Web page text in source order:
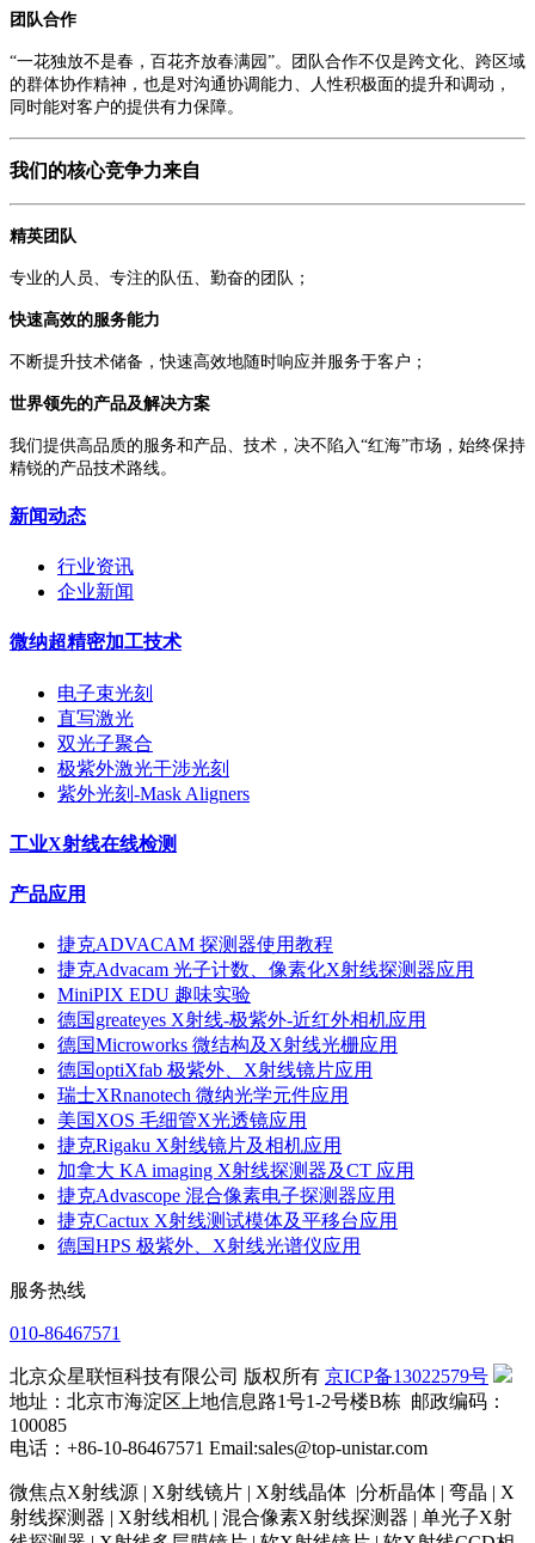
团队合作
“一花独放不是春，百花齐放春满园”。团队合作不仅是跨文化、跨区域
的群体协作精神，也是对沟通协调能力、人性积极面的提升和调动，
同时能对客户的提供有力保障。
我们的核心竞争力来自
精英团队
专业的人员、专注的队伍、勤奋的团队；
快速高效的服务能力
不断提升技术储备，快速高效地随时响应并服务于客户；
世界领先的产品及解决方案
我们提供高品质的服务和产品、技术，决不陷入“红海”市场，始终保持
精锐的产品技术路线。
新闻动态
行业资讯
企业新闻
微纳超精密加工技术
电子束光刻
直写激光
双光子聚合
极紫外激光干涉光刻
紫外光刻-Mask Aligners
工业X射线在线检测
产品应用
捷克ADVACAM 探测器使用教程
捷克Advacam 光子计数、像素化X射线探测器应用
MiniPIX EDU 趣味实验
德国greateyes X射线-极紫外-近红外相机应用
德国Microworks 微结构及X射线光栅应用
德国optiXfab 极紫外、X射线镜片应用
瑞士XRnanotech 微纳光学元件应用
美国XOS 毛细管X光透镜应用
捷克Rigaku X射线镜片及相机应用
加拿大 KA imaging X射线探测器及CT 应用
捷克Advascope 混合像素电子探测器应用
捷克Cactux X射线测试模体及平移台应用
德国HPS 极紫外、X射线光谱仪应用
服务热线
010-86467571
北京众星联恒科技有限公司 版权所有 京ICP备13022579号
地址：北京市海淀区上地信息路1号1-2号楼B栋 邮政编码：
100085
电话：+86-10-86467571 Email:sales@top-unistar.com
微焦点X射线源 | X射线镜片 | X射线晶体 |分析晶体 | 弯晶 | X
射线探测器 | X射线相机 | 混合像素X射线探测器 | 单光子X射